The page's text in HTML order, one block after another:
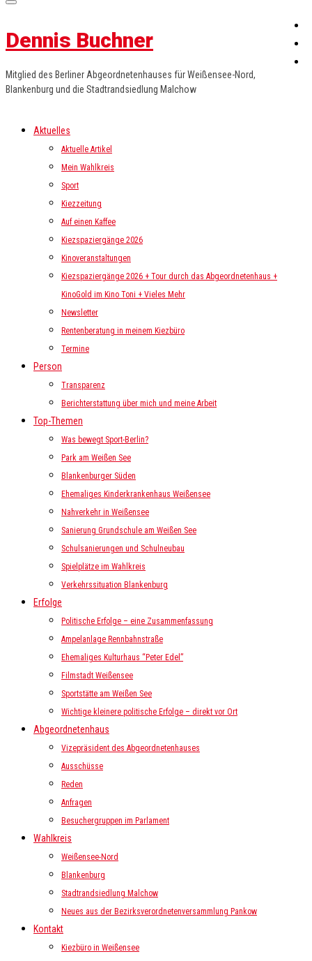
Dennis Buchner
Mitglied des Berliner Abgeordnetenhauses für Weißensee-Nord,
Blankenburg und die Stadtrandsiedlung Malchow
Aktuelles
Aktuelle Artikel
Mein Wahlkreis
Sport
Kiezzeitung
Auf einen Kaffee
Kiezspaziergänge 2026
Kinoveranstaltungen
Kiezspaziergänge 2026 + Tour durch das Abgeordnetenhaus +
KinoGold im Kino Toni + Vieles Mehr
Newsletter
Rentenberatung in meinem Kiezbüro
Termine
Person
Transparenz
Berichterstattung über mich und meine Arbeit
Top-Themen
Was bewegt Sport-Berlin?
Park am Weißen See
Blankenburger Süden
Ehemaliges Kinderkrankenhaus Weißensee
Nahverkehr in Weißensee
Sanierung Grundschule am Weißen See
Schulsanierungen und Schulneubau
Spielplätze im Wahlkreis
Verkehrssituation Blankenburg
Erfolge
Politische Erfolge – eine Zusammenfassung
Ampelanlage Rennbahnstraße
Ehemaliges Kulturhaus “Peter Edel”
Filmstadt Weißensee
Sportstätte am Weißen See
Wichtige kleinere politische Erfolge – direkt vor Ort
Abgeordnetenhaus
Vizepräsident des Abgeordnetenhauses
Ausschüsse
Reden
Anfragen
Besuchergruppen im Parlament
Wahlkreis
Weißensee-Nord
Blankenburg
Stadtrandsiedlung Malchow
Neues aus der Bezirksverordnetenversammlung Pankow
Kontakt
Kiezbüro in Weißensee